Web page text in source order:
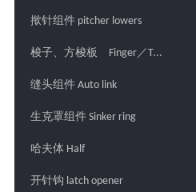
揿针组件 pitcher lowers
梭子、方梭板 Finger／T...
缝头组件 Auto link
生克罩组件 Sinker ring
哈夫体 Half
开针钩 latch opener